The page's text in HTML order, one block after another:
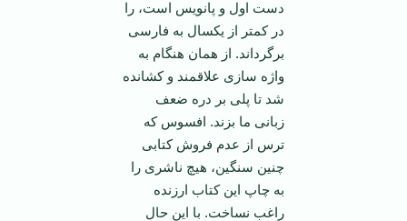
دست اول و پانویس است، را
در کمتر از یکسال به فارسی
برگرداند. از‌‌ همان هنگام به
واژه سازی علاقمند و کشانده
شد تا پلی بر دره ضعف
زبانی ما بزند. افسوس که
ترس از عدم فروش کتابی
چنین سنگین، هیچ ناشری را
به چاپ این کتاب ارزنده
راغب نساخت. با این حال